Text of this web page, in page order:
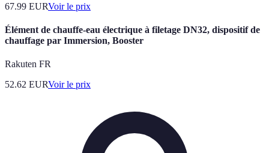
67.99 EURVoir le prix
Élément de chauffe-eau électrique à filetage DN32, dispositif de
chauffage par Immersion, Booster
Rakuten FR
52.62 EURVoir le prix